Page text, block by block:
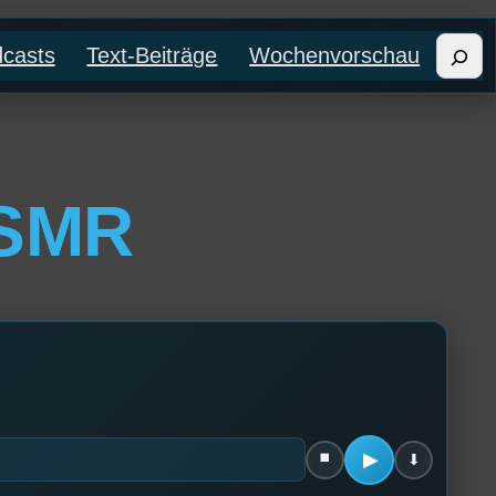
Text-Beiträge Wochenvorschau